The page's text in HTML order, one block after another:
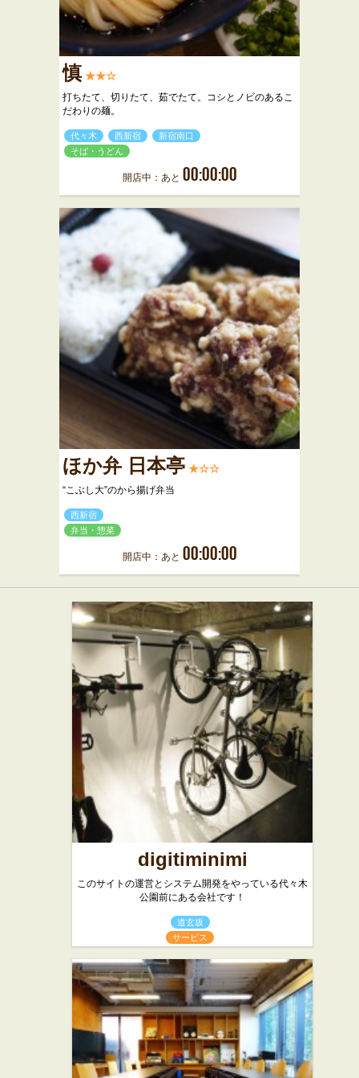
慎 ★★☆
打ちたて、切りたて、茹でたて。コシとノビのあるこ
だわりの麺。
代々木 西新宿
新宿南口
そば・うどん
開店中：あと 00:00:00
ほか弁 日本亭 ★☆☆
“こぶし大”のから揚げ弁当
西新宿
弁当・惣菜
開店中：あと 00:00:00
digitiminimi
このサイトの運営とシステム開発をやっている代々木
公園前にある会社です！
道玄坂
サービス